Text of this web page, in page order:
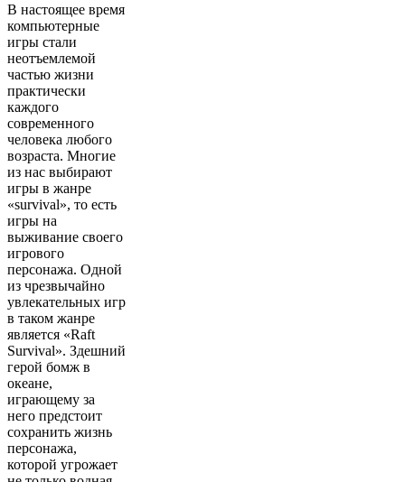
В настоящее время
компьютерные
игры стали
неотъемлемой
частью жизни
практически
каждого
современного
человека любого
возраста. Многие
из нас выбирают
игры в жанре
«survival», то есть
игры на
выживание своего
игрового
персонажа. Одной
из чрезвычайно
увлекательных игр
в таком жанре
является «Raft
Survival». Здешний
герой бомж в
океане,
играющему за
него предстоит
сохранить жизнь
персонажа,
которой угрожает